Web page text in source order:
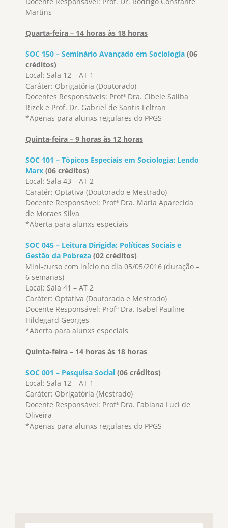
Martins
Quarta-feira – 14 horas às 18 horas
SOC 150 – Seminário Avançado em Sociologia (06
créditos)
Local: Sala 12 – AT 1
Caráter: Obrigatória (Doutorado)
Docentes Responsáveis: Profª Dra. Cibele Saliba
Rizek e Prof. Dr. Gabriel de Santis Feltran
*Apenas para alunxs regulares do PPGS
Quinta-feira – 9 horas às 12 horas
SOC 101 – Tópicos Especiais em Sociologia: Lendo
Marx (06 créditos)
Local: Sala 43 – AT 2
Caratér: Optativa (Doutorado e Mestrado)
Docente Responsável: Profª Dra. Maria Aparecida
de Moraes Silva
*Aberta para alunxs especiais
SOC 045 – Leitura Dirigida: Políticas Sociais e
Gestão da Pobreza (02 créditos)
Mini-curso com início no dia 05/05/2016 (duração –
6 semanas)
Local: Sala 41 – AT 2
Caráter: Optativa (Doutorado e Mestrado)
Docente Responsável: Profª Dra. Isabel Pauline
Hildegard Georges
*Aberta para alunxs especiais
Quinta-feira – 14 horas às 18 horas
SOC 001 – Pesquisa Social (06 créditos)
Local: Sala 12 – AT 1
Caráter: Obrigatória (Mestrado)
Docente Responsável: Profª Dra. Fabiana Luci de
Oliveira
*Apenas para alunxs regulares do PPGS